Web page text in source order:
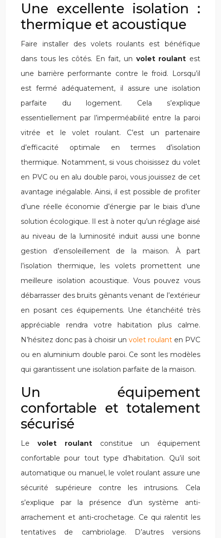
Une excellente isolation :
thermique et acoustique
Faire installer des volets roulants est bénéfique
dans tous les côtés. En fait, un volet roulant est
une barrière performante contre le froid. Lorsqu’il
est fermé adéquatement, il assure une isolation
parfaite du logement. Cela s’explique
essentiellement par l’imperméabilité entre la paroi
vitrée et le volet roulant. C’est un partenaire
d’efficacité optimale en termes d’isolation
thermique. Notamment, si vous choisissez du volet
en PVC ou en alu double paroi, vous jouissez de cet
avantage inégalable. Ainsi, il est possible de profiter
d’une réelle économie d’énergie par le biais d’une
solution écologique. Il est à noter qu’un réglage aisé
au niveau de la luminosité induit aussi une bonne
gestion d’ensoleillement de la maison. À part
l’isolation thermique, les volets promettent une
meilleure isolation acoustique. Vous pouvez vous
débarrasser des bruits gênants venant de l’extérieur
en posant ces équipements. Une étanchéité très
appréciable rendra votre habitation plus calme.
N’hésitez donc pas à choisir un volet roulant en PVC
ou en aluminium double paroi. Ce sont les modèles
qui garantissent une isolation parfaite de la maison.
Un équipement
confortable et totalement
sécurisé
Le volet roulant constitue un équipement
confortable pour tout type d’habitation. Qu’il soit
automatique ou manuel, le volet roulant assure une
sécurité supérieure contre les intrusions. Cela
s’explique par la présence d’un système anti-
arrachement et anti-crochetage. Ce qui ralentit les
tentatives de cambriolage. D’autres versions